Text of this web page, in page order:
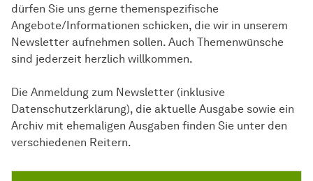
dürfen Sie uns gerne themenspezifische
Angebote/Informationen schicken, die wir in unserem
Newsletter aufnehmen sollen. Auch Themenwünsche
sind jederzeit herzlich willkommen.
Die Anmeldung zum Newsletter (inklusive
Datenschutzerklärung), die aktuelle Ausgabe sowie ein
Archiv mit ehemaligen Ausgaben finden Sie unter den
verschiedenen Reitern.